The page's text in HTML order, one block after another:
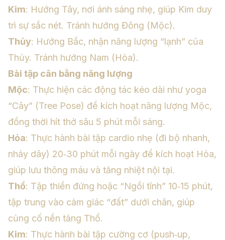
Kim: Hướng Tây, nơi ánh sáng nhẹ, giúp Kim duy
trì sự sắc nét. Tránh hướng Đông (Mộc).
Thủy: Hướng Bắc, nhận năng lượng “lạnh” của
Thủy. Tránh hướng Nam (Hỏa).
Bài tập cân bằng năng lượng
Mộc: Thực hiện các động tác kéo dài như yoga
“Cây” (Tree Pose) để kích hoạt năng lượng Mộc,
đồng thời hít thở sâu 5 phút mỗi sáng.
Hỏa: Thực hành bài tập cardio nhẹ (đi bộ nhanh,
nhảy dây) 20‑30 phút mỗi ngày để kích hoạt Hỏa,
giúp lưu thông máu và tăng nhiệt nội tại.
Thổ: Tập thiền đứng hoặc “Ngồi tĩnh” 10‑15 phút,
tập trung vào cảm giác “đất” dưới chân, giúp
củng cố nền tảng Thổ.
Kim: Thực hành bài tập cường cơ (push‑up,